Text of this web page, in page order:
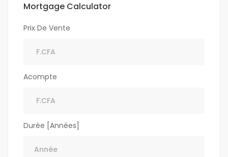
Mortgage Calculator
Prix De Vente
Acompte
Durée [Années]